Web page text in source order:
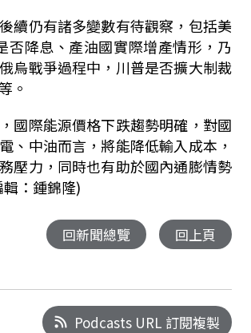
續仍有諸多變數有待觀察，包括美
否降息、產油國實際增產情形，乃
烏戰爭過程中，川普是否擴大制裁
。
國際能源價格下跌趨勢明確，對國
、中油而言，將能降低輸入成本，
壓力，同時也有助於國內通膨情勢
：鍾錦隆)
回新聞總覽 回上頁
Podcasts URL 訂閱複製